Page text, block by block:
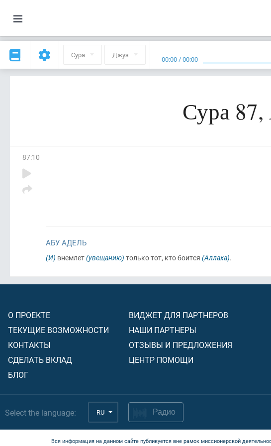
Сура Джуз 00:00 /00:00
Сура
87:10
АБУ АДЕЛЬ
(И) внемлет(увещанию) только тот, кто боится (Аллаха).
О ПРОЕКТЕ
ТЕКУЩИЕ ВОЗМОЖНОСТИ
КОНТАКТЫ
СДЕЛАТЬ ВКЛАД
БЛОГ
ВИДЖЕТ ДЛЯ ПАРТНЕРОВ
НАШИ ПАРТНЕРЫ
ОТЗЫВЫ И ПРЕДЛОЖЕНИЯ
ЦЕНТР ПОМОЩИ
Select the language: RU Радио
Вся информация на данном сайте публикуется вне рамок миссионерской